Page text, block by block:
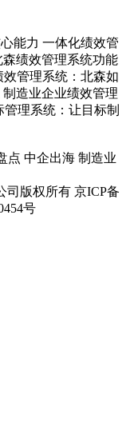
能力 一体化绩效管
森绩效管理系统功能
效管理系统：北森如
制造业企业绩效管理
管理系统：让目标制
点 中企出海 制造业
司版权所有 京ICP备
号